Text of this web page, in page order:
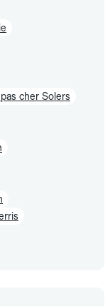
cher Solers